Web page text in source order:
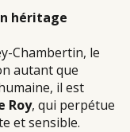
héritage
Chambertin, le
autant que
il est
Roy, qui perpétue
et sensible.